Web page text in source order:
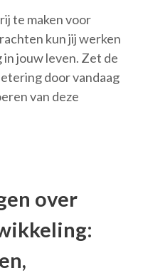
te maken voor
kun jij werken
jouw leven. Zet de
door vandaag
van deze
over